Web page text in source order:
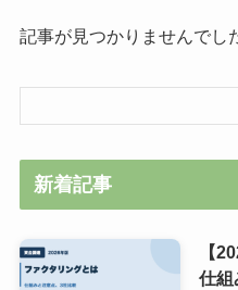
記事が見つかりませんでし
新着記事
【
仕組